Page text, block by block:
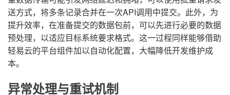
送方式，将多条记录合并在一次API调用中提交。此外，为
提升效率，在准备提交的数据包前，可以先进行必要的数据
预处理，以适应目标系统要求格式。这一过程同样能够借助
轻易云的平台组件加以自动化配置，大幅降低开发维护成
本。
异常处理与重试机制